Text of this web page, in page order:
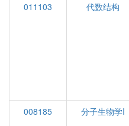
011103
代数结构
008185
分子生物学I